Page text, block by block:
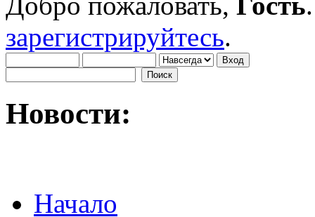
зарегистрируйтесь.
Новости:
Начало